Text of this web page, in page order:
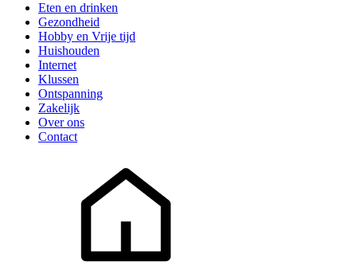
Eten en drinken
Gezondheid
Hobby en Vrije tijd
Huishouden
Internet
Klussen
Ontspanning
Zakelijk
Over ons
Contact